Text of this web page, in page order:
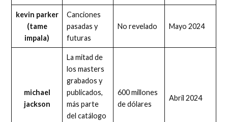
kevin parker
(tame
impala)
Canciones
pasadas y
futuras
No revelado Mayo 2024
michael
jackson
La mitad de
los masters
grabados y
publicados,
más parte
del catálogo
600 millones
de dólares
Abril 2024